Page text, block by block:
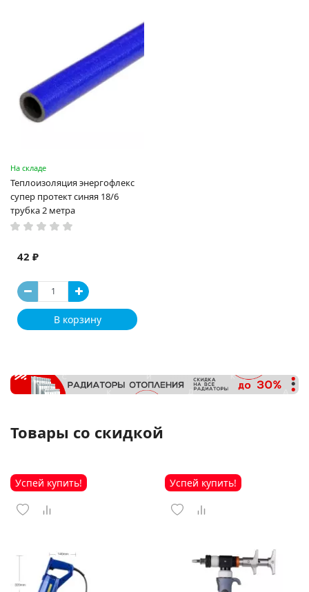
На складе
Теплоизоляция энергофлекс
супер протект синяя 18/6
трубка 2 метра
42 ₽
В корзину
Товары со скидкой
Успей купить! Успей купить!